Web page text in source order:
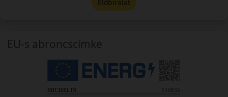
Előbírálat
EU-s abroncscímke